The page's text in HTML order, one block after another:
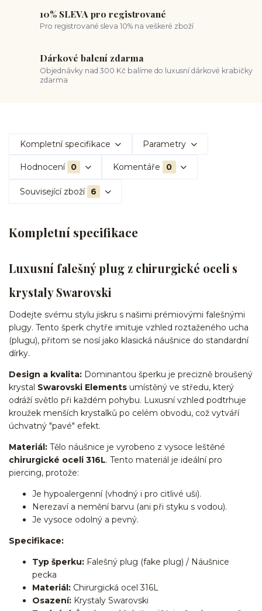
10% SLEVA pro registrované
Pro registrované sleva 10% na veškeré zboží
Dárkové balení zdarma
Objednávky nad 300 Kč balíme do luxusní dárkové krabičky
zdarma
Kompletní specifikace Parametry
Hodnocení 0 Komentáře 0
Související zboží 6
Kompletní specifikace
Luxusní falešný plug z chirurgické oceli s
krystaly Swarovski
Dodejte svému stylu jiskru s našimi prémiovými falešnými
plugy. Tento šperk chytře imituje vzhled roztaženého ucha
(plugu), přitom se nosí jako klasická náušnice do standardní
dírky.
Design a kvalita: Dominantou šperku je precizně broušený
krystal Swarovski Elements umístěný ve středu, který
odráží světlo při každém pohybu. Luxusní vzhled podtrhuje
kroužek menších krystalků po celém obvodu, což vytváří
úchvatný "pavé" efekt.
Materiál: Tělo náušnice je vyrobeno z vysoce leštěné
chirurgické oceli 316L. Tento materiál je ideální pro
piercing, protože:
Je hypoalergenní (vhodný i pro citlivé uši).
Nerezaví a nemění barvu (ani při styku s vodou).
Je vysoce odolný a pevný.
Specifikace:
Typ šperku: Falešný plug (fake plug) / Náušnice
pecka
Materiál: Chirurgická ocel 316L
Osazení: Krystaly Swarovski